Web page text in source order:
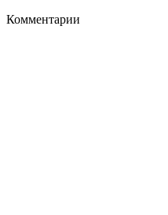
Комментарии